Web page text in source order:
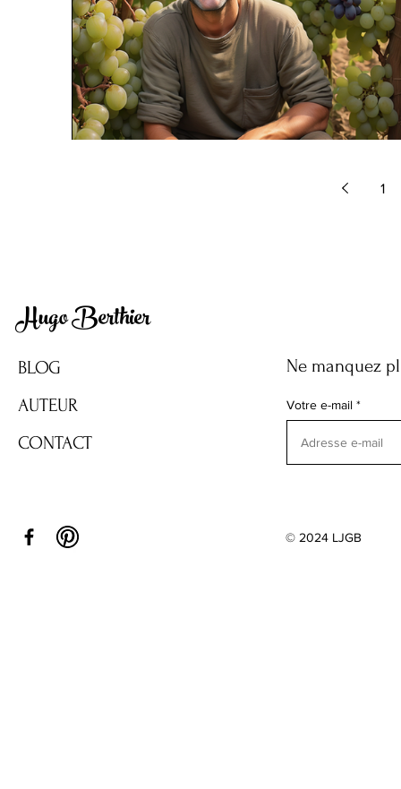
1
Hugo Berthier
BLOG
AUTEUR
CONTACT
Ne manquez
Votre e-mail
© 2024 LJGB